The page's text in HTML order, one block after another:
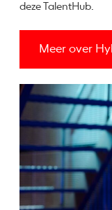
deze TalentHub.
Meer over